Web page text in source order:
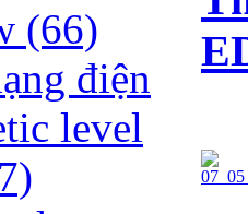
(66)
điện
level